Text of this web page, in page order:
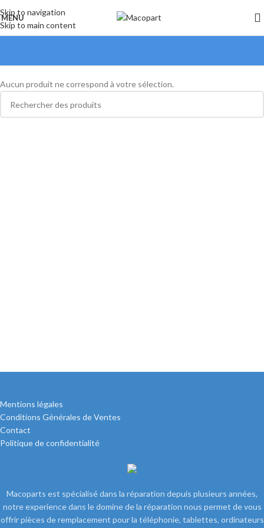
Skip to navigation
Skip to main content
MENU
Aucun produit ne correspond à votre sélection.
Mentions légales
Conditions Générales de Ventes
Contact
Politique de confidentialité
Macoparts est spécialisé dans la réparation depuis plusieurs années,
notre experience dans le domine de la réparation nous permet de vous
offrir pièces de remplacement pour la téléphonie, tablettes, ordinateurs